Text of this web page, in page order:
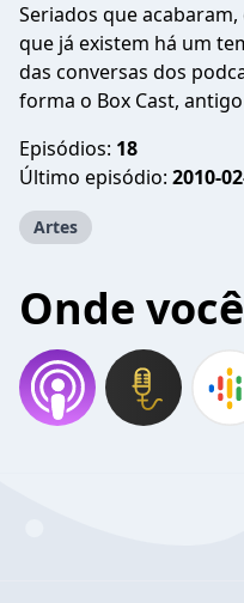
Seriados que
que já existem há um
das conversas dos
forma o Box Cast,
Episódios: 18
Último episódio: 2010-
Artes
Onde